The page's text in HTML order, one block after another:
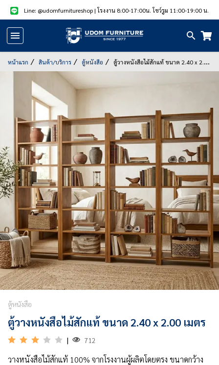
Line: @udomfurnitureshop| โรงงาน 8:00-17:00น. โชว์รูม 11:00-19:00 น.
หน้า
ราคา
สินค้า/
บริการ
รูป
สินค้า
VDO
รวม
บทความ
ไม้
สัก
รู้จัก
เรา
ติดต่อ
หน้าแรก สินค้า/บริการ ตู้หนังสือ
เมตร
ตู้หนังสือ
ตู้วางหนังสือไม้สักแท้ ขนาด 2.40 x 2.00 เมตร
| 712
วางหนังสือไม้สักแท้ 100% จากโรงงานผู้ผลิตโดยตรง ขนาดกว้าง